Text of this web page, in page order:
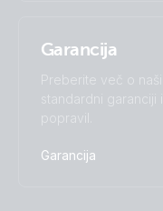
Garancija
Preberite več o naši
standardni garanciji
popravil.
Garancija